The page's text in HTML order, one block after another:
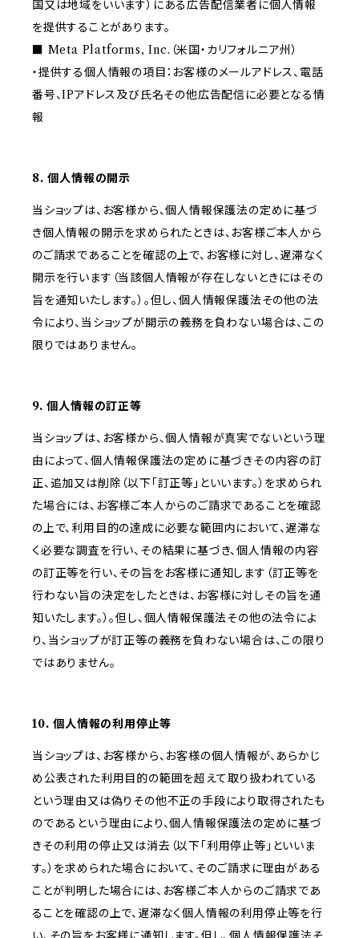
国又は地域をいいます）にある広告配信業者に個人情報
を提供することがあります。
■ Meta Platforms, Inc.（米国・カリフォルニア州）
・提供する個人情報の項目：お客様のメールアドレス、電話
番号、IPアドレス及び氏名その他広告配信に必要となる情
報
8. 個人情報の開示
当ショップは、お客様から、個人情報保護法の定めに基づ
き個人情報の開示を求められたときは、お客様ご本人から
のご請求であることを確認の上で、お客様に対し、遅滞なく
開示を行います（当該個人情報が存在しないときにはその
旨を通知いたします。）。但し、個人情報保護法その他の法
令により、当ショップが開示の義務を負わない場合は、この
限りではありません。
9. 個人情報の訂正等
当ショップは、お客様から、個人情報が真実でないという理
由によって、個人情報保護法の定めに基づきその内容の訂
正、追加又は削除（以下「訂正等」といいます。）を求められ
た場合には、お客様ご本人からのご請求であることを確認
の上で、利用目的の達成に必要な範囲内において、遅滞な
く必要な調査を行い、その結果に基づき、個人情報の内容
の訂正等を行い、その旨をお客様に通知します（訂正等を
行わない旨の決定をしたときは、お客様に対しその旨を通
知いたします。）。但し、個人情報保護法その他の法令によ
り、当ショップが訂正等の義務を負わない場合は、この限り
ではありません。
10. 個人情報の利用停止等
当ショップは、お客様から、お客様の個人情報が、あらかじ
め公表された利用目的の範囲を超えて取り扱われている
という理由又は偽りその他不正の手段により取得されたも
のであるという理由により、個人情報保護法の定めに基づ
きその利用の停止又は消去（以下「利用停止等」といいま
す。）を求められた場合において、そのご請求に理由がある
ことが判明した場合には、お客様ご本人からのご請求であ
ることを確認の上で、遅滞なく個人情報の利用停止等を行